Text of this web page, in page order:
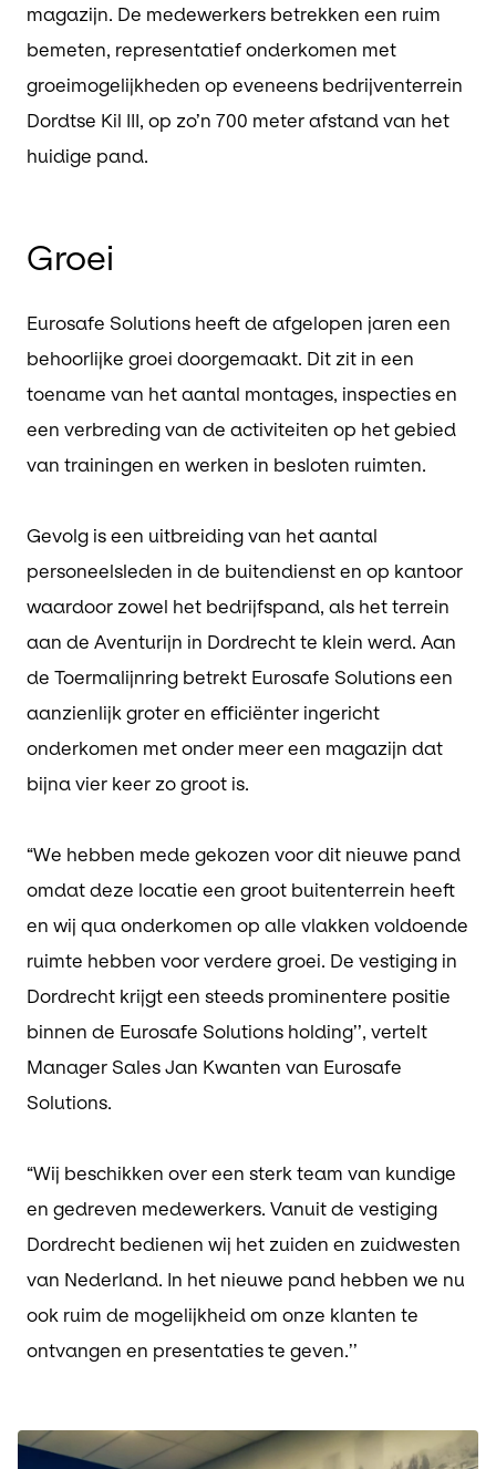
magazijn. De medewerkers betrekken een ruim
bemeten, representatief onderkomen met
groeimogelijkheden op eveneens bedrijventerrein
Dordtse Kil III, op zo’n 700 meter afstand van het
huidige pand.
Groei
Eurosafe Solutions heeft de afgelopen jaren een
behoorlijke groei doorgemaakt. Dit zit in een
toename van het aantal montages, inspecties en
een verbreding van de activiteiten op het gebied
van trainingen en werken in besloten ruimten.
Gevolg is een uitbreiding van het aantal
personeelsleden in de buitendienst en op kantoor
waardoor zowel het bedrijfspand, als het terrein
aan de Aventurijn in Dordrecht te klein werd. Aan
de Toermalijnring betrekt Eurosafe Solutions een
aanzienlijk groter en efficiënter ingericht
onderkomen met onder meer een magazijn dat
bijna vier keer zo groot is.
“We hebben mede gekozen voor dit nieuwe pand
omdat deze locatie een groot buitenterrein heeft
en wij qua onderkomen op alle vlakken voldoende
ruimte hebben voor verdere groei. De vestiging in
Dordrecht krijgt een steeds prominentere positie
binnen de Eurosafe Solutions holding’’, vertelt
Manager Sales Jan Kwanten van Eurosafe
Solutions.
“Wij beschikken over een sterk team van kundige
en gedreven medewerkers. Vanuit de vestiging
Dordrecht bedienen wij het zuiden en zuidwesten
van Nederland. In het nieuwe pand hebben we nu
ook ruim de mogelijkheid om onze klanten te
ontvangen en presentaties te geven.’’